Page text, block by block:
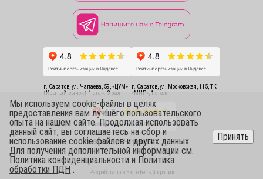
г. Саратов, ул. Чапаева, 59, «ЦУМ»
(Крытый рынок), 1 этаж, 3 зал
г. Саратов, ул. Московская, 115, ТК
«МИР», 1 этаж
г. Саратов, ул. Чапаева, 54
Разработано в Бюро Белый кролик
Мы используем cookie-файлы в целях
предоставления вам лучшего пользовательского
опыта на нашем сайте. Продолжая использовать
данный сайт, вы соглашаетесь на сбор и
использование cookie-файлов и других данных.
Для получения дополнительной информации см.
Политика конфиденциальности и Политика
обработки ПДН .
Принять